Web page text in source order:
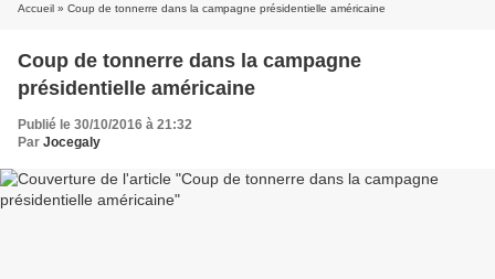
Accueil » Coup de tonnerre dans la campagne présidentielle américaine
Coup de tonnerre dans la campagne
présidentielle américaine
Publié le 30/10/2016 à 21:32
Par Jocegaly